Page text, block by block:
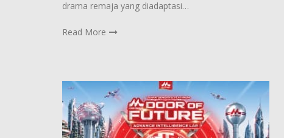
drama remaja yang diadaptasi…
Read More